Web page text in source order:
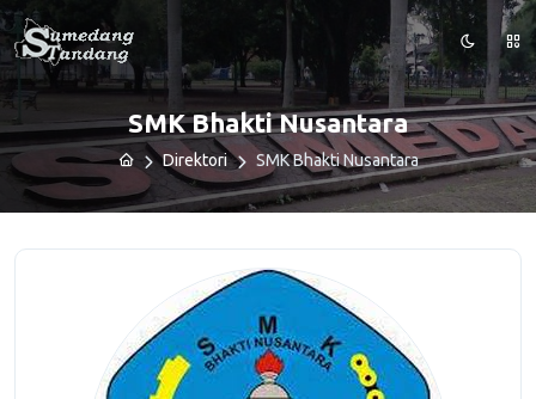
SMK Bhakti Nusantara
Direktori SMK Bhakti Nusantara